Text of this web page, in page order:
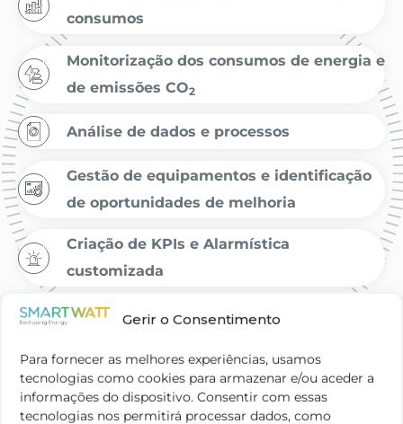
Gerir o Consentimento
Para fornecer as melhores experiências, usamos
tecnologias como cookies para armazenar e/ou aceder a
informações do dispositivo. Consentir com essas
tecnologias nos permitirá processar dados, como
consumos
Monitorização dos consumos de energia e
de emissões CO2
Análise de dados e processos
Gestão de equipamentos e identificação
de oportunidades de melhoria
Criação de KPIs e Alarmística
customizada
Relatórios customizados